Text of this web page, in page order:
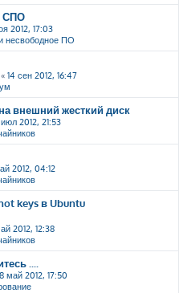
СПО
2012, 17:03
несвободное ПО
« 14 сен 2012, 16:47
внешний жесткий диск
2012, 21:53
2012, 04:12
keys в Ubuntu
2012, 12:38
....
май 2012, 17:50